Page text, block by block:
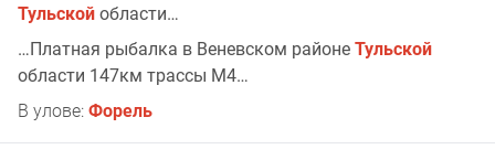
Тульской области…
…Платная рыбалка в Веневском районе Тульской
области 147км трассы М4…
В улове: Форель